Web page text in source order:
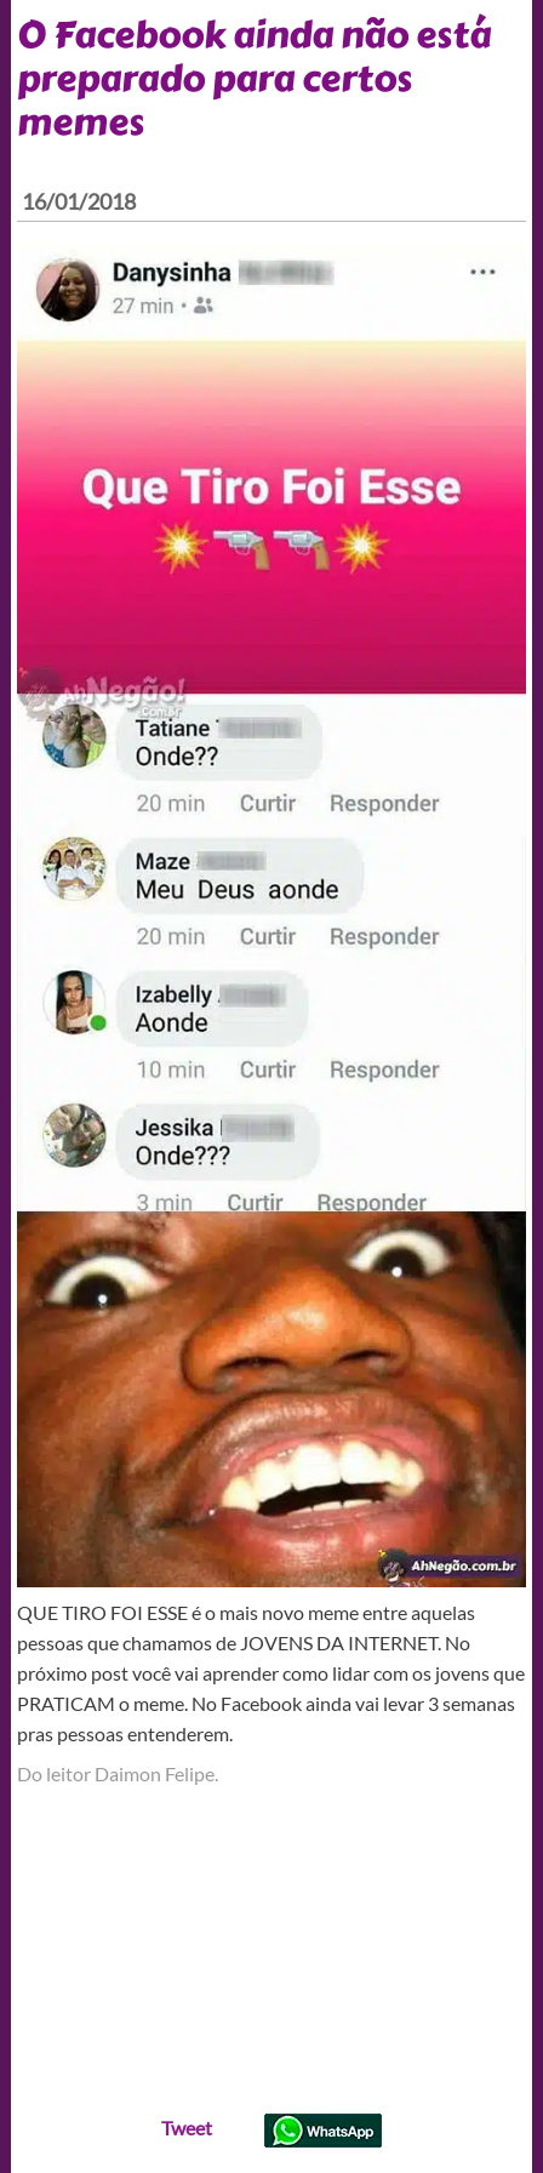
O Facebook ainda não está
preparado para certos
memes
16/01/2018
QUE TIRO FOI ESSE é o mais novo meme entre aquelas
pessoas que chamamos de JOVENS DA INTERNET. No
próximo post você vai aprender como lidar com os jovens que
PRATICAM o meme. No Facebook ainda vai levar 3 semanas
pras pessoas entenderem.
Do leitor Daimon Felipe.
Tweet